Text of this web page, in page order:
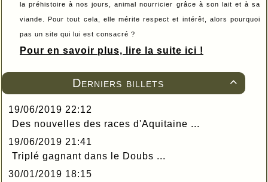

Derniers billets
19/06/2019 22:12
Des nouvelles des races d'Aquitaine ...
19/06/2019 21:41
Triplé gagnant dans le Doubs ...
30/01/2019 18:15
la préhistoire à nos jours, animal nourricier grâce à son lait et à sa
viande. Pour tout cela, elle mérite respect et intérêt, alors pourquoi
pas un site qui lui est consacré ?
Pour en savoir plus, lire la suite ici !